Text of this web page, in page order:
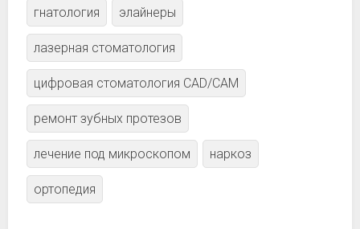
гнатология элайнеры
лазерная стоматология
цифровая стоматология CAD/CAM
ремонт зубных протезов
лечение под микроскопом наркоз
ортопедия